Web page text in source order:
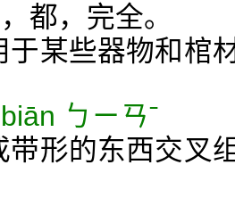
都，完全。
某些器物和棺
biān ㄅㄧㄢˉ
形的东西交叉